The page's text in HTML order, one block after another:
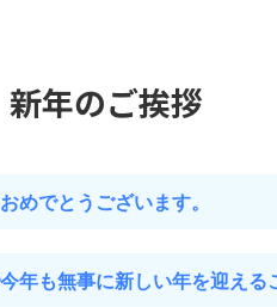
年のご挨拶
めでとうございます。
年も無事に新しい年を迎える